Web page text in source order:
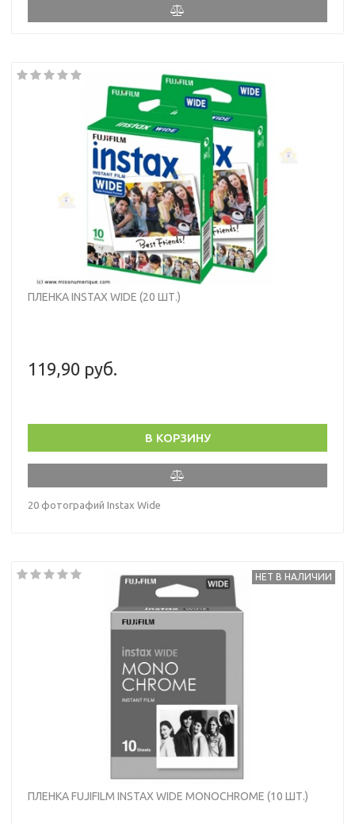
ПЛЕНКА INSTAX WIDE (20 ШТ.)
119,90 руб.
В КОРЗИНУ
20 фотографий Instax Wide
НЕТ В НАЛИЧИИ
ПЛЕНКА FUJIFILM INSTAX WIDE MONOCHROME (10 ШТ.)